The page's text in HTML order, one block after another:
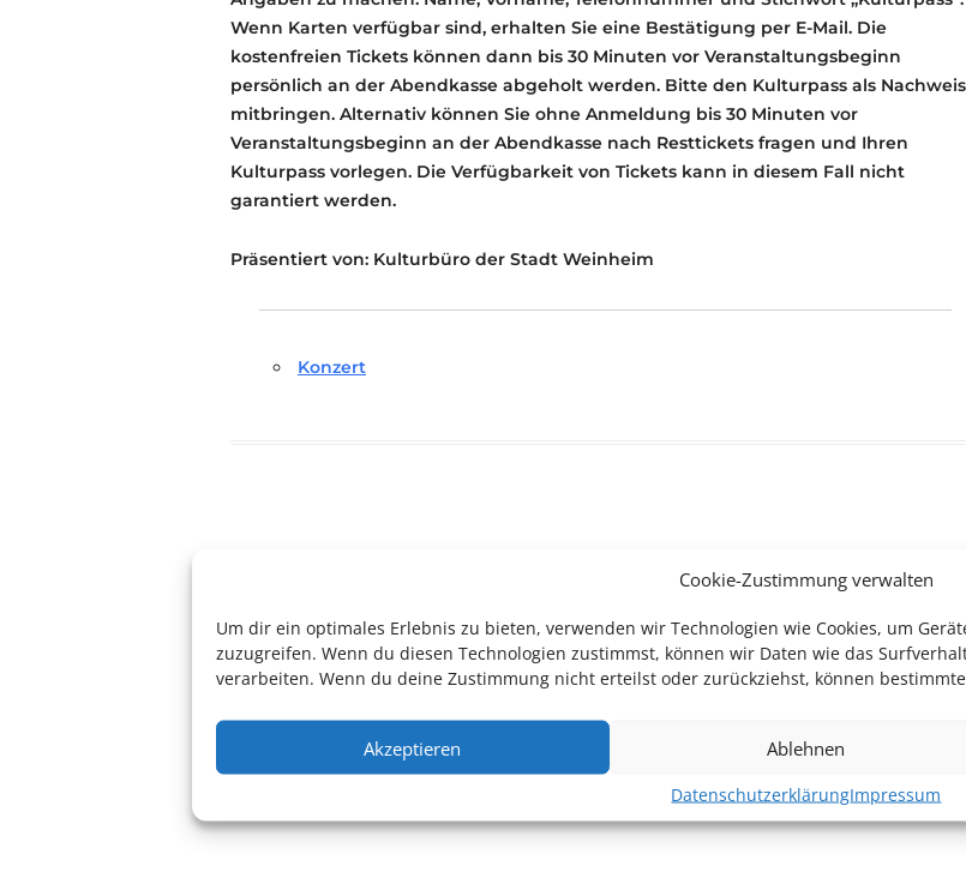
Cookie-Zustimmung verwalten
Um dir ein optimales Erlebnis zu bieten, verwenden wir Technologien wie Cookies, um
zuzugreifen. Wenn du diesen Technologien zustimmst, können wir Daten wie das
verarbeiten. Wenn du deine Zustimmung nicht erteilst oder zurückziehst, können
Akzeptieren Ablehnen
DatenschutzerklärungImpressum
Wenn Karten verfügbar sind, erhalten Sie eine Bestätigung per E-Mail. Die
kostenfreien Tickets können dann bis 30 Minuten vor Veranstaltungsbeginn
persönlich an der Abendkasse abgeholt werden. Bitte den Kulturpass als Nachweis
mitbringen. Alternativ können Sie ohne Anmeldung bis 30 Minuten vor
Veranstaltungsbeginn an der Abendkasse nach Resttickets fragen und Ihren
Kulturpass vorlegen. Die Verfügbarkeit von Tickets kann in diesem Fall nicht
garantiert werden.
Präsentiert von: Kulturbüro der Stadt Weinheim
Konzert